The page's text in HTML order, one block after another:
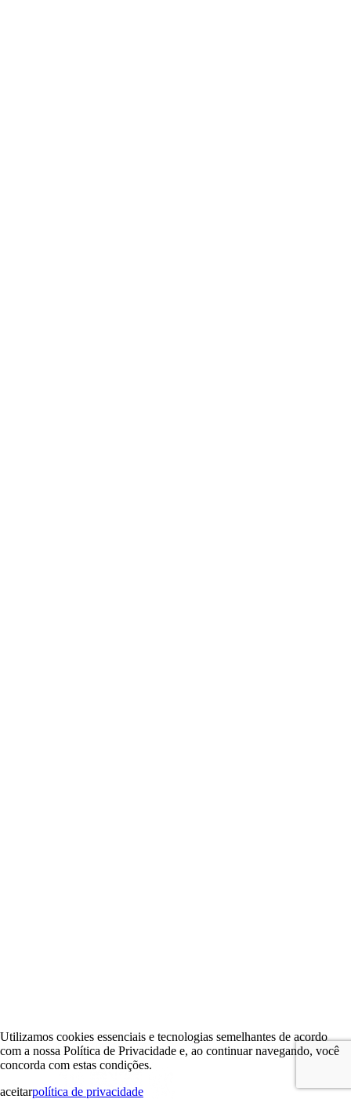
Utilizamos cookies essenciais e tecnologias semelhantes de acordo
com a nossa Política de Privacidade e, ao continuar navegando, você
concorda com estas condições.
aceitarpolítica de privacidade